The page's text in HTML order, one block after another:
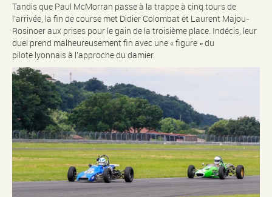
Tandis que Paul McMorran passe à la trappe à cinq tours de
l’arrivée, la fin de course met Didier Colombat et Laurent Majou-
Rosinoer aux prises pour le gain de la troisième place. Indécis, leur
duel prend malheureusement fin avec une « figure » du
pilote lyonnais à l’approche du damier.